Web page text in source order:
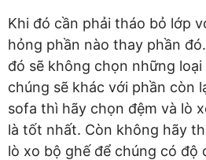
Khi đó cần phải tháo bỏ lớp
hỏng phần nào thay phần
đó sẽ không chọn những
chúng sẽ khác với phần còn
sofa thì hãy chọn đệm và lò
là tốt nhất. Còn không hãy
lò xo bộ ghế để chúng có độ